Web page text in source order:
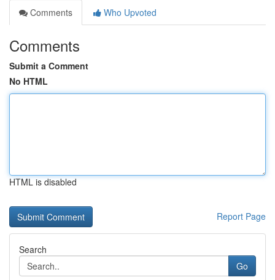
Comments
Who Upvoted
Comments
Submit a Comment
No HTML
HTML is disabled
Report Page
Search
Go